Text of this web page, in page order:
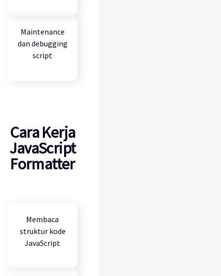
Maintenance
dan debugging
script
Cara Kerja
JavaScript
Formatter
Membaca
struktur kode
JavaScript